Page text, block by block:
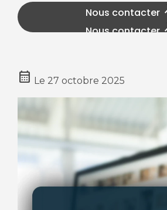
Nous contacter
Nous contacter
calendar_month Le 27 octobre 2025